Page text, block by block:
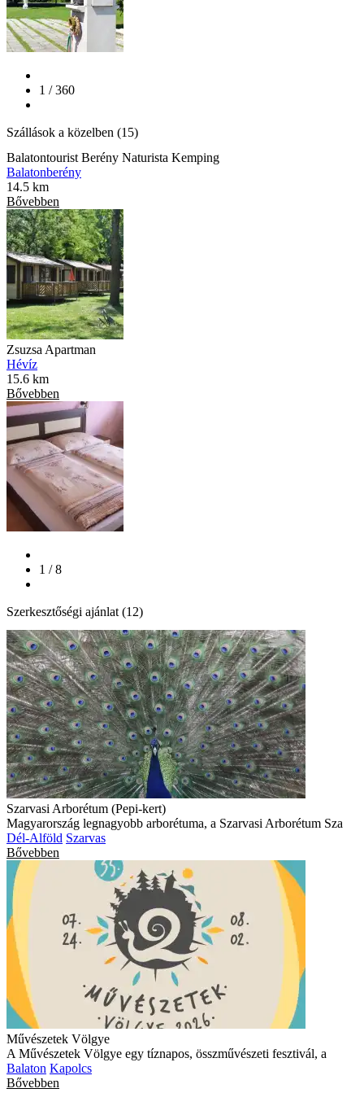
1 / 360
Szállások a közelben (15)
Balatontourist Berény Naturista Kemping
Balatonberény
14.5 km
Bővebben
Zsuzsa Apartman
Hévíz
15.6 km
Bővebben
1 / 8
Szerkesztőségi ajánlat (12)
Szarvasi Arborétum (Pepi-kert)
Magyarország legnagyobb arborétuma, a Szarvasi Arborétum Sza
Dél-Alföld Szarvas
Bővebben
Művészetek Völgye
A Művészetek Völgye egy tíznapos, összművészeti fesztivál, a
Balaton Kapolcs
Bővebben